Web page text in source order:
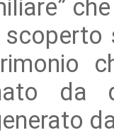
da